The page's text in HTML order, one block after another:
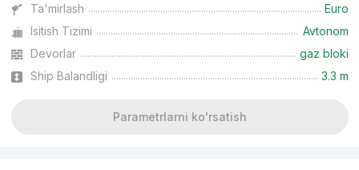
Ta'mirlash
Euro
Isitish Tizimi
Avtonom
Devorlar
gaz bloki
Ship Balandligi
3.3 m
Parametrlarni ko'rsatish